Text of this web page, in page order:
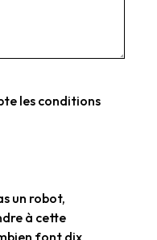
les conditions
un robot,
à cette